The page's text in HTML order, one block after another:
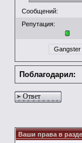
Сообщений:
Репутация:
Gangster
Поблагодарил:
Ответ
Ваши права в